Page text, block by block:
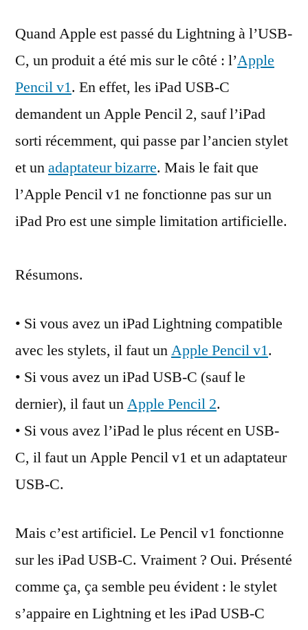
Apple
(1)
avec
Pro
USB-
c’est
possible
veut
Quand Apple est passé du Lightning à l’USB-
C, un produit a été mis sur le côté : l’Apple
Pencil v1. En effet, les iPad USB-C
demandent un Apple Pencil 2, sauf l’iPad
sorti récemment, qui passe par l’ancien stylet
et unadaptateur bizarre. Mais le fait que
l’Apple Pencil v1 ne fonctionne pas sur un
iPad Pro est une simple limitation artificielle.
Résumons.
• Si vous avez un iPad Lightning compatible
avec les stylets, il faut unApple Pencil v1.
• Si vous avez un iPad USB-C (sauf le
dernier), il faut unApple Pencil 2.
• Si vous avez l’iPad le plus récent en USB-
C, il faut un Apple Pencil v1 et un adaptateur
USB-C.
Mais c’est artificiel. Le Pencil v1 fonctionne
sur les iPad USB-C. Vraiment ? Oui. Présenté
comme ça, ça semble peu évident : le stylet
s’appaire en Lightning et les iPad USB-C